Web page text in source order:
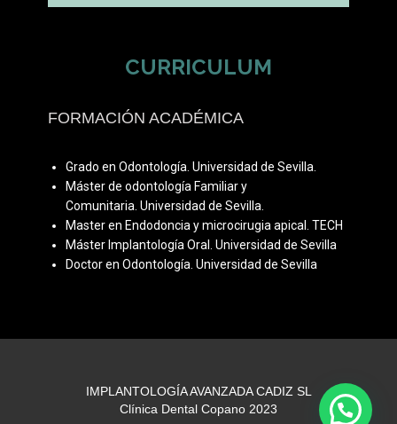
CURRICULUM
FORMACIÓN ACADÉMICA
Grado en Odontología. Universidad de Sevilla.
Máster de odontología Familiar y
Comunitaria. Universidad de Sevilla.
Master en Endodoncia y microcirugia apical. TECH
Máster Implantología Oral. Universidad de Sevilla
Doctor en Odontología. Universidad de Sevilla
IMPLANTOLOGÍA AVANZADA CADIZ SL
Clínica Dental Copano 2023